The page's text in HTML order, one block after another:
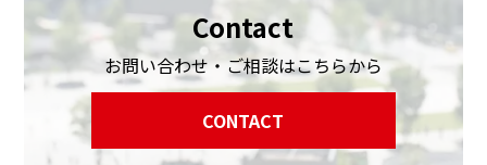
Contact
お問い合わせ・ご相談はこちらから
CONTACT